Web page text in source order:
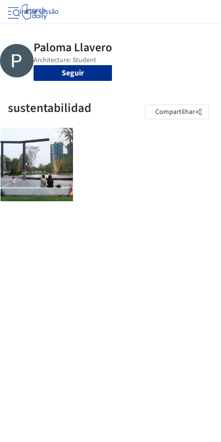
Iniciar sessão
Seguir
sustentabilidad Compartilhar